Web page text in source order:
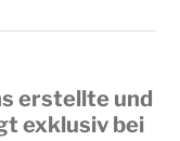
erstellte und
exklusiv bei